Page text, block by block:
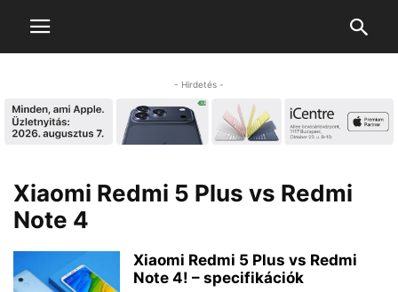
- Hirdetés -
Xiaomi Redmi 5 Plus vs Redmi
Note 4
Xiaomi Redmi 5 Plus vs Redmi
Note 4! – specifikációk